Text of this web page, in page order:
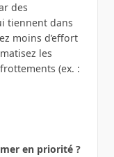
des
tiennent dans
moins d’effort
les
(ex. :
en priorité ?